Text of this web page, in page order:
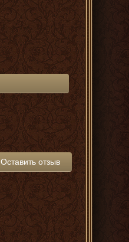
Оставить отзыв